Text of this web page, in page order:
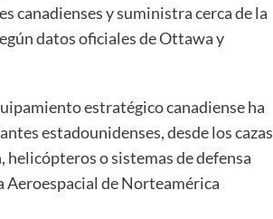
canadienses y suministra cerca de la
datos oficiales de Ottawa y
estratégico canadiense ha
estadounidenses, desde los cazas
helicópteros o sistemas de defensa
Aeroespacial de Norteamérica